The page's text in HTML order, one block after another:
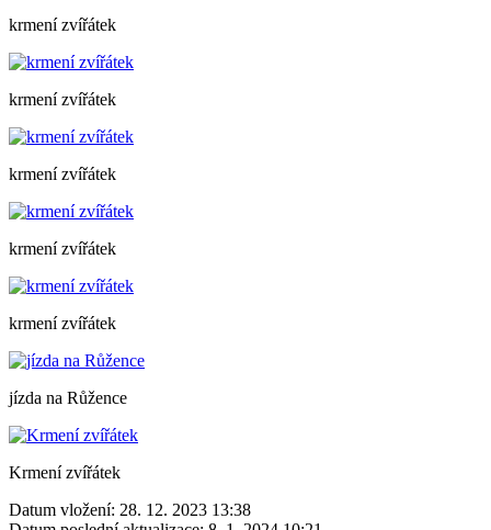
krmení zvířátek
krmení zvířátek
krmení zvířátek
krmení zvířátek
krmení zvířátek
jízda na Růžence
Krmení zvířátek
Datum vložení: 28. 12. 2023 13:38